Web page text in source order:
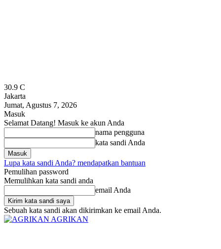
30.9 C
Jakarta
Jumat, Agustus 7, 2026
Masuk
Selamat Datang! Masuk ke akun Anda
nama pengguna
kata sandi Anda
Lupa kata sandi Anda? mendapatkan bantuan
Pemulihan password
Memulihkan kata sandi anda
email Anda
Sebuah kata sandi akan dikirimkan ke email Anda.
AGRIKAN